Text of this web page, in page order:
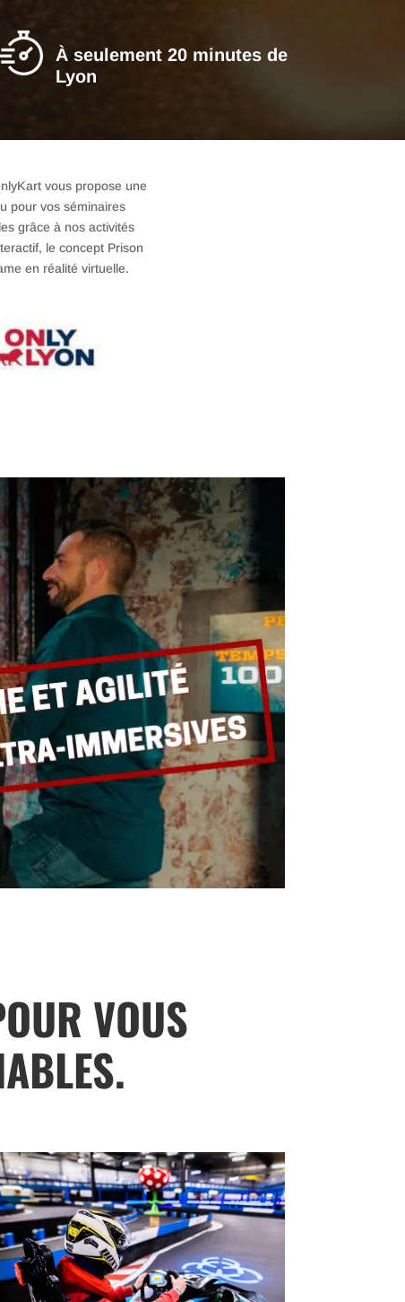
À seulement 20 minutes de
Lyon
vous propose une
pour vos séminaires
grâce à nos activités
le concept Prison
en réalité virtuelle.
VOUS